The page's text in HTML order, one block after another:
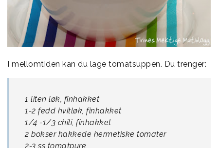
I mellomtiden kan du lage tomatsuppen. Du trenger:
1 liten løk, finhakket
1-2 fedd hvitløk, finhakket
1/4 -1/3 chili, finhakket
2 bokser hakkede hermetiske tomater
2-3 ss tomatpure